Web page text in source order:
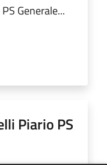
Generale...
Piario PS